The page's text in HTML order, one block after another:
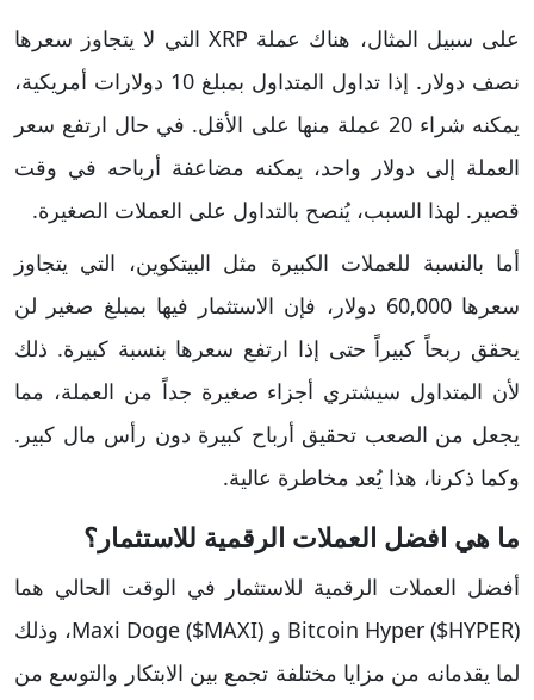
على سبيل المثال، هناك عملة XRP التي لا يتجاوز سعرها
نصف دولار. إذا تداول المتداول بمبلغ 10 دولارات أمريكية،
يمكنه شراء 20 عملة منها على الأقل. في حال ارتفع سعر
العملة إلى دولار واحد، يمكنه مضاعفة أرباحه في وقت
قصير. لهذا السبب، يُنصح بالتداول على العملات الصغيرة.
أما بالنسبة للعملات الكبيرة مثل البيتكوين، التي يتجاوز
سعرها 60,000 دولار، فإن الاستثمار فيها بمبلغ صغير لن
يحقق ربحاً كبيراً حتى إذا ارتفع سعرها بنسبة كبيرة. ذلك
لأن المتداول سيشتري أجزاء صغيرة جداً من العملة، مما
يجعل من الصعب تحقيق أرباح كبيرة دون رأس مال كبير.
وكما ذكرنا، هذا يُعد مخاطرة عالية.
ما هي افضل العملات الرقمية للاستثمار؟
أفضل العملات الرقمية للاستثمار في الوقت الحالي هما
Bitcoin Hyper ($HYPER) و Maxi Doge ($MAXI)، وذلك
لما يقدمانه من مزايا مختلفة تجمع بين الابتكار والتوسع من